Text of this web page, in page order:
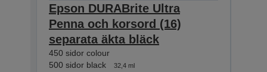
Epson DURABrite Ultra
Penna och korsord (16)
separata äkta bläck
450 sidor colour
500 sidor black
32,4 ml